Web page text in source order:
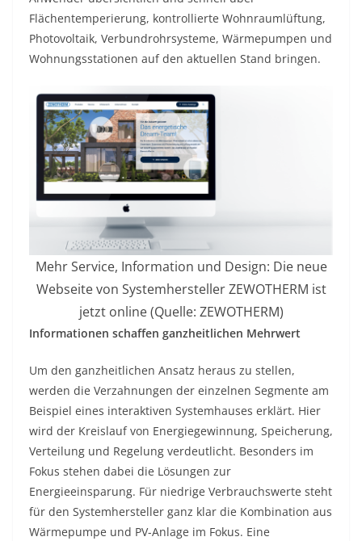
Flächentemperierung, kontrollierte Wohnraumlüftung,
Photovoltaik, Verbundrohrsysteme, Wärmepumpen und
Wohnungsstationen auf den aktuellen Stand bringen.
Mehr Service, Information und Design: Die neue
Webseite von Systemhersteller ZEWOTHERM ist
jetzt online (Quelle: ZEWOTHERM)
Informationen schaffen ganzheitlichen Mehrwert
Um den ganzheitlichen Ansatz heraus zu stellen,
werden die Verzahnungen der einzelnen Segmente am
Beispiel eines interaktiven Systemhauses erklärt. Hier
wird der Kreislauf von Energiegewinnung, Speicherung,
Verteilung und Regelung verdeutlicht. Besonders im
Fokus stehen dabei die Lösungen zur
Energieeinsparung. Für niedrige Verbrauchswerte steht
für den Systemhersteller ganz klar die Kombination aus
Wärmepumpe und PV-Anlage im Fokus. Eine